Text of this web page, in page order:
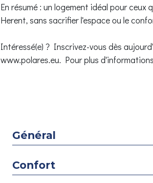
En résumé : un logement idéal pour
Herent, sans sacrifier l'espace ou le
Intéressé(e) ? Inscrivez-vous dès
www.polares.eu. Pour plus
Général
Confort